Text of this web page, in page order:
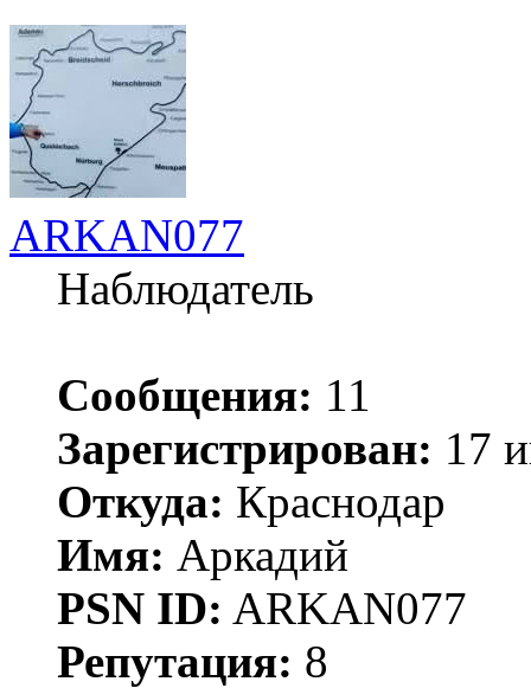
ARKAN077
Наблюдатель
Сообщения: 11
Зарегистрирован: 17
Откуда: Краснодар
Имя: Аркадий
PSN ID: ARKAN077
Репутация: 8